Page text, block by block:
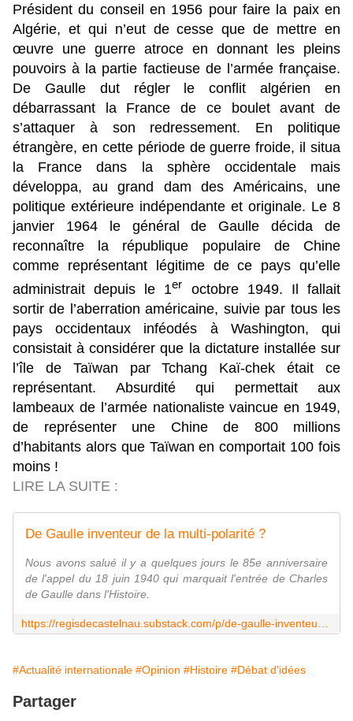
Président du conseil en 1956 pour faire la paix en
Algérie, et qui n’eut de cesse que de mettre en
œuvre une guerre atroce en donnant les pleins
pouvoirs à la partie factieuse de l’armée française.
De Gaulle dut régler le conflit algérien en
débarrassant la France de ce boulet avant de
s’attaquer à son redressement. En politique
étrangère, en cette période de guerre froide, il situa
la France dans la sphère occidentale mais
développa, au grand dam des Américains, une
politique extérieure indépendante et originale. Le 8
janvier 1964 le général de Gaulle décida de
reconnaître la république populaire de Chine
comme représentant légitime de ce pays qu’elle
administrait depuis le 1er
octobre 1949. Il fallait
sortir de l’aberration américaine, suivie par tous les
pays occidentaux inféodés à Washington, qui
consistait à considérer que la dictature installée sur
l’île de Taïwan par Tchang Kaï-chek était ce
représentant. Absurdité qui permettait aux
lambeaux de l’armée nationaliste vaincue en 1949,
de représenter une Chine de 800 millions
d’habitants alors que Taïwan en comportait 100 fois
moins !
LIRE LA SUITE :
De Gaulle inventeur de la multi-polarité ?
Nous avons salué il y a quelques jours le 85e anniversaire
de l'appel du 18 juin 1940 qui marquait l'entrée de Charles
de Gaulle dans l'Histoire.
#Actualité internationale #Opinion #Histoire #Débat d'idées
Partager